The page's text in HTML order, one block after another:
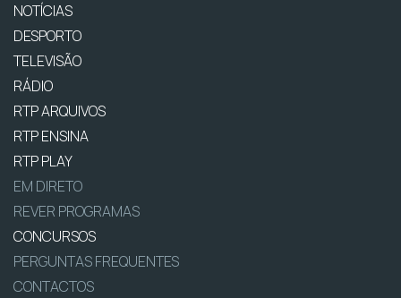
NOTÍCIAS
DESPORTO
TELEVISÃO
RÁDIO
RTP ARQUIVOS
RTP ENSINA
RTP PLAY
EM DIRETO
REVER PROGRAMAS
CONCURSOS
PERGUNTAS FREQUENTES
CONTACTOS